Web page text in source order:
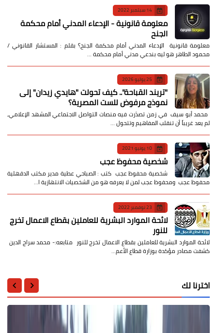
14 سبتمبر 2022
معلومة قانونية - الإدعاء المدني أمام محكمة
الجنح
معلومة قانونية الإدعاء المدني أمام محكمة الجنح؟ بقلم : المستشار القانوني /
محمود الطاهر هو ليه بندعي مدني أمام محكمة …
25 يوليو 2026
​"تريند القباحة".. كيف تحولت "هايدي زيدان" إلى
نموذج مرفوض للست المصرية؟
​ محمد أبو سيف ​في زمن تصدّرت فيه منصات التواصل الاجتماعي المشهد الإعلامي،
لم يعد غريباً أن تنقلب المفاهيم وتتحول …
10 يونيو 2021
شخصية محفوظ عجب
شخصية محفوظ عجب كتب : الصباحي عطية مدير مكتب الدقهلية
محفوظ عجب ومحفوظ عجب لمن لا يعرفه هو من الشخصيات الانتهازية ا…
23 نوفمبر 2022
لائحة الموارد البشرية للعاملين بقطاع الاعمال تخرج
للنور
لائحة الموارد البشرية للعاملين بقطاع الاعمال تخرج للنور متابعه:- محمد سراج الدين
كشفت مصادر مؤكدة بوزارة قطاع الأعم…
اخترنا لك